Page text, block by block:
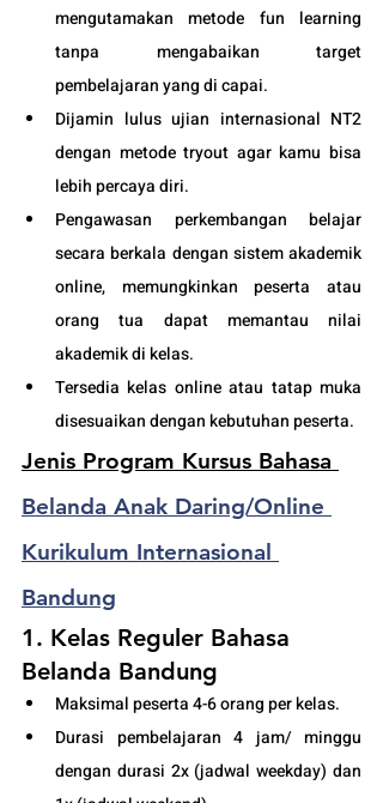
mengutamakan metode fun learning
tanpa mengabaikan target
pembelajaran yang di capai.
Dijamin lulus ujian internasional NT2
dengan metode tryout agar kamu bisa
lebih percaya diri.
Pengawasan perkembangan belajar
secara berkala dengan sistem akademik
online, memungkinkan peserta atau
orang tua dapat memantau nilai
akademik di kelas.
Tersedia kelas online atau tatap muka
disesuaikan dengan kebutuhan peserta.
Jenis Program Kursus Bahasa
Belanda Anak Daring/Online
Kurikulum Internasional
Bandung
1. Kelas Reguler Bahasa
Belanda Bandung
Maksimal peserta 4-6 orang per kelas.
Durasi pembelajaran 4 jam/ minggu
dengan durasi 2x (jadwal weekday) dan